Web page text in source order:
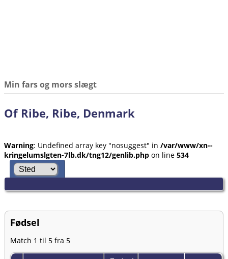
Min fars og mors slægt
Of Ribe, Ribe, Denmark
Warning: Undefined array key "nosuggest" in /var/www/xn--
kringelumslgten-7lb.dk/tng12/genlib.php on line 534
Fødsel
Match 1 til 5 fra 5